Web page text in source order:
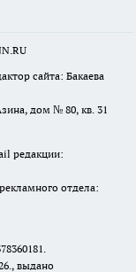
сайта: Бакаева
дом № 80, кв. 31
редакции:
отдела:
выдано